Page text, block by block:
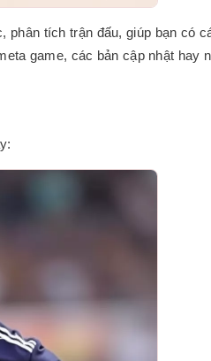
tích trận đấu, giúp bạn có
game, các bản cập nhật hay